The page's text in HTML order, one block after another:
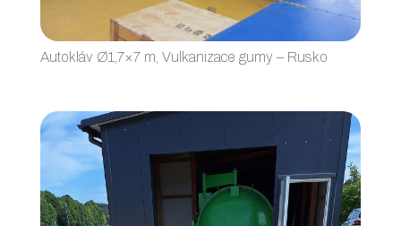
Autokláv Ø1,7×7 m, Vulkanizace gumy – Rusko